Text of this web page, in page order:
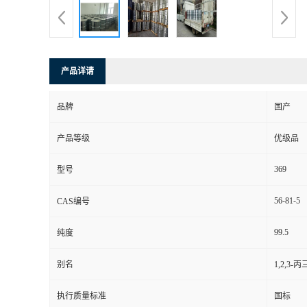
产品详请
品牌 国产
产品等级 优级品
型号 369
CAS编号 56-81-5
纯度 99.5
别名 1,2,3-丙
执行质量标准 国标